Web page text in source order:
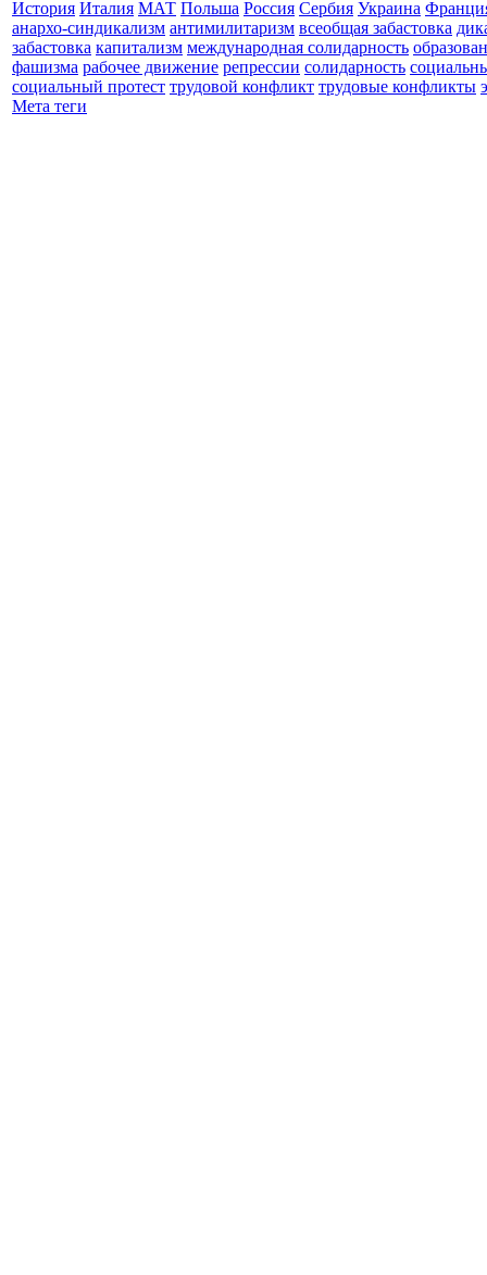
История Италия МАТ Польша Россия Сербия Украина
анархо-синдикализм антимилитаризм всеобщая забастовка
забастовка капитализм международная солидарность
фашизма рабочее движение репрессии солидарность
социальный протест трудовой конфликт трудовые конфликты
Мета теги